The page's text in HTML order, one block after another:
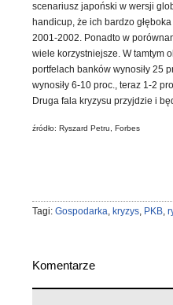
scenariusz japoński w wersji
handicup, że ich bardzo
2001-2002. Ponadto w
wiele korzystniejsze. W tamtym
portfelach banków wynosiły 25
wynosiły 6-10 proc., teraz 1-2
Druga fala kryzysu przyjdzie i
źródło: Ryszard Petru, Forbes
Tagi: Gospodarka, kryzys, PKB,
Komentarze